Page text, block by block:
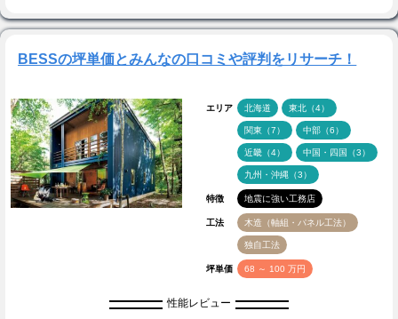
BESSの坪単価とみんなの口コミや評判をリサーチ！
エリア 北海道 東北（4）
関東（7） 中部（6）
近畿（4） 中国・四国（3）
九州・沖縄（3）
特徴 地震に強い工務店
工法 木造（軸組・パネル工法）
独自工法
坪単価 68 ～ 100 万円
性能レビュー